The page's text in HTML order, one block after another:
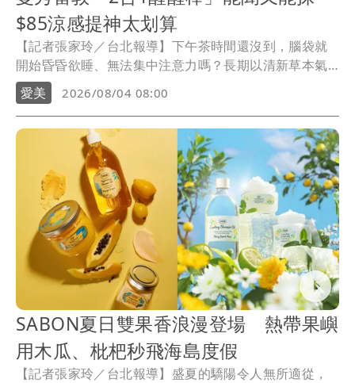
$85涼感提神太划算
【記者張家玲／台北報導】下午茶時間還沒到，腦袋就
開始昏昏欲睡、無法集中注意力嗎？長期以清新草本氣
息陪伴大家的曼秀雷敦涼舒系列，今夏推出神級隨身新
品「曼秀雷敦涼舒2合1醒醒棒」，通勤、會議空檔或是
需要重整思路的任何瞬間，都能完美搭配。
愛美 2026/08/04 08:00
SABON夏日雙果香浪漫登場 熱帶果嶼
用木瓜、枇杷秒飛海島度假
【記者張家玲／台北報導】盛夏的驕陽令人無所適從，